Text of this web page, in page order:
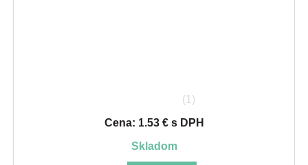
(1)
Cena: 1.53 € s DPH
skladom